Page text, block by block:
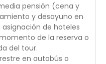
pensión (cena y
y desayuno en
asignación de hoteles
de la reserva o
del tour.
en autobús o